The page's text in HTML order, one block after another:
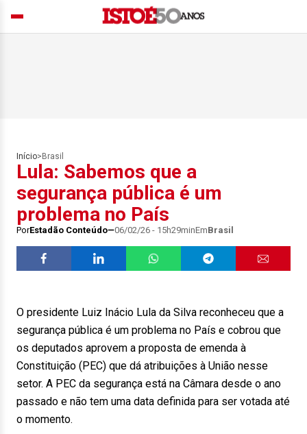
Início> Brasil
Lula: Sabemos que a
segurança pública é um
problema no País
PorEstadão Conteúdo 06/02/26 - 15h29minEmBrasil
O presidente Luiz Inácio Lula da Silva reconheceu que a
segurança pública é um problema no País e cobrou que
os deputados aprovem a proposta de emenda à
Constituição (PEC) que dá atribuições à União nesse
setor. A PEC da segurança está na Câmara desde o ano
passado e não tem uma data definida para ser votada até
o momento.